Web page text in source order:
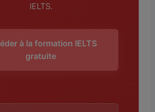
IELTS.
à la formation IELTS
gratuite